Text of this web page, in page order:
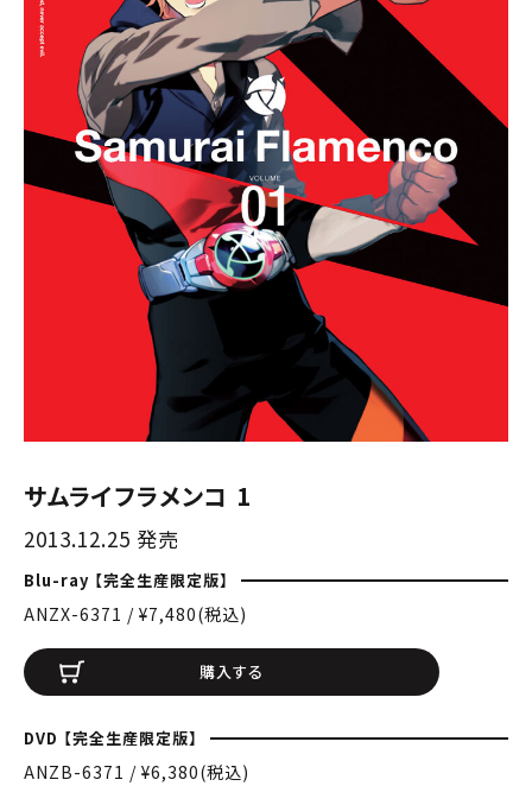
サムライフラメンコ 1
2013.12.25 発売
Blu-ray 【完全生産限定版】
ANZX-6371 / ¥7,480(税込)
購入する
DVD 【完全生産限定版】
ANZB-6371 / ¥6,380(税込)